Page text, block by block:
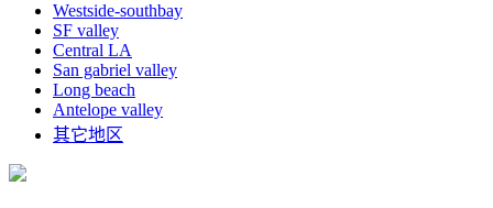
Westside-southbay
SF valley
Central LA
San gabriel valley
Long beach
Antelope valley
其它地区